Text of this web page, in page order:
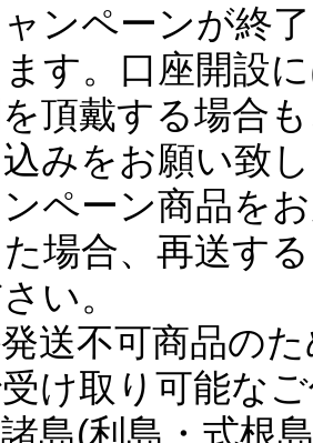
ンペーンが終
す。口座開設
頂戴する場合
みをお願い致
ンペーン商品を
場合、再送す
い。
発送不可商品の
け取り可能な
諸島(利島・式根